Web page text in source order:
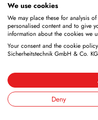
Lagerung von
Lagerung mit
Gekühlte Lagerung
Kombinierte Lagerung
Lagerung in
Lagerung von nicht
Galerie Zubehör
We use cookies
We may place these for analysis
personalised content and to give
information about the cookies we
Your consent and the cookie
Sicherheitstechnik GmbH & Co.
Deny